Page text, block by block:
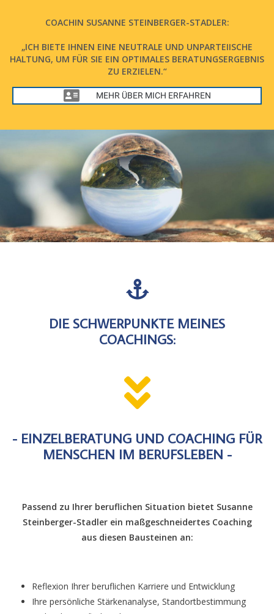
COACHIN SUSANNE STEINBERGER-STADLER:
„ICH BIETE IHNEN EINE NEUTRALE UND UNPARTEIISCHE
HALTUNG, UM FÜR SIE EIN OPTIMALES BERATUNGSERGEBNIS
ZU ERZIELEN.“
MEHR ÜBER MICH ERFAHREN
DIE SCHWERPUNKTE MEINES
COACHINGS:
- EINZELBERATUNG UND COACHING FÜR
MENSCHEN IM BERUFSLEBEN -
Passend zu Ihrer beruflichen Situation bietet Susanne
Steinberger-Stadler ein maßgeschneidertes Coaching
aus diesen Bausteinen an:
Reflexion Ihrer beruflichen Karriere und Entwicklung
Ihre persönliche Stärkenanalyse, Standortbestimmung